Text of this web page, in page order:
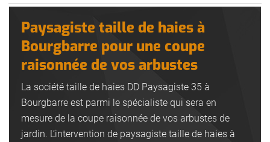
Paysagiste taille de haies à
Bourgbarre pour une coupe
raisonnée de vos arbustes
La société taille de haies DD Paysagiste 35 à
Bourgbarre est parmi le spécialiste qui sera en
mesure de la coupe raisonnée de vos arbustes de
jardin. L’intervention de paysagiste taille de haies à